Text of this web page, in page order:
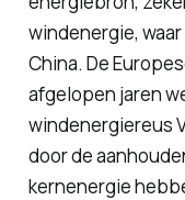
windenergie,
China. De
afgelopen jaren
windenergiereus
door de
kernenergie